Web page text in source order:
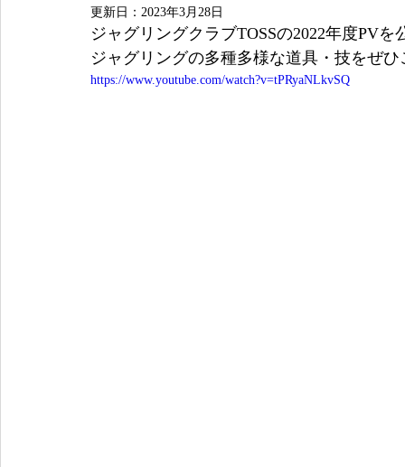
更新日： 2023年3月28日
ジャグリングクラブTOSSの2022年度PVを
ジャグリングの多種多様な道具・技をぜ
https://www.youtube.com/watch?v=tPRyaNLkvSQ